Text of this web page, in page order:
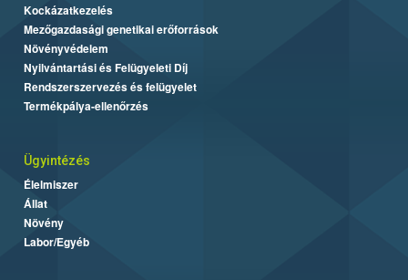
Kockázatkezelés
Mezőgazdasági genetikai erőforrások
Növényvédelem
Nyilvántartási és Felügyeleti Díj
Rendszerszervezés és felügyelet
Termékpálya-ellenőrzés
Ügyintézés
Élelmiszer
Állat
Növény
Labor/Egyéb